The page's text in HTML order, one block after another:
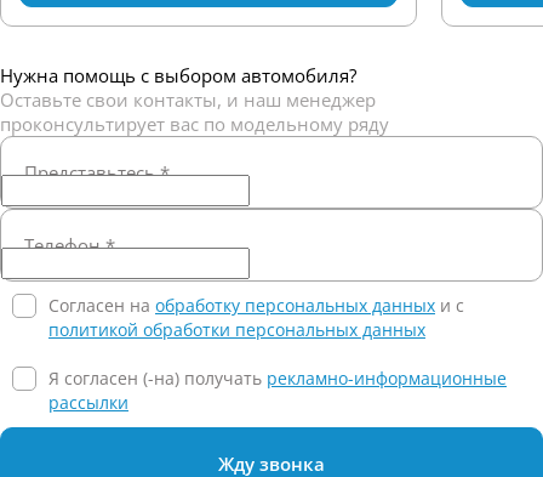
Нужна помощь с выбором автомобиля?
Оставьте свои контакты, и наш менеджер
проконсультирует вас по модельному ряду
Представьтесь*
Телефон*
Согласен на обработку персональных данных и c
политикой обработки персональных данных
Я согласен (-на) получать рекламно-информационные
рассылки
Жду звонка